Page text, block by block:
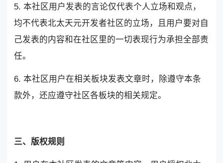
5. 本社区用户发表的言论仅代表个人立场和观点，
均不代表北太天元开发者社区的立场，且用户要对自
己发表的内容和在社区里的一切表现行为承担全部责
任。
6. 本社区用户在相关板块发表文章时，除遵守本条
款外，还应遵守社区各板块的相关规定。
三、版权规则